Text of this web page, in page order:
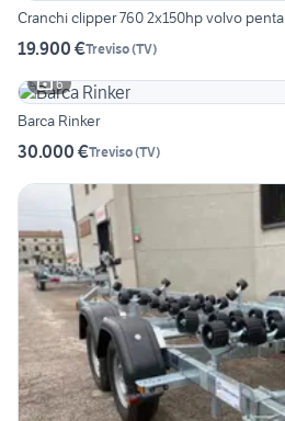
Cranchi clipper 760 2x150hp volvo penta
19.900 €Treviso(TV)
6
Barca Rinker
30.000 €Treviso(TV)